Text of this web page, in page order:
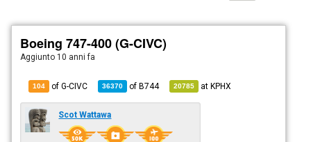
Boeing 747-400 (G-CIVC)
Aggiunto 10 anni fa
104 of G-CIVC 36370 ofB744 20785 atKPHX
Scot Wattawa